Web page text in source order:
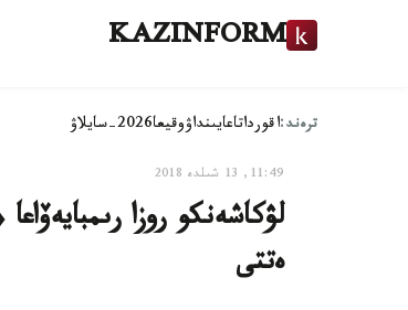
KAZINFORM
ترەند:اقورداتاعايىنداۋوقيعا2026-سايلاۋ
11:49, 13 شىلدە 2018
لۋكاشەنكو روزا
ەتتى